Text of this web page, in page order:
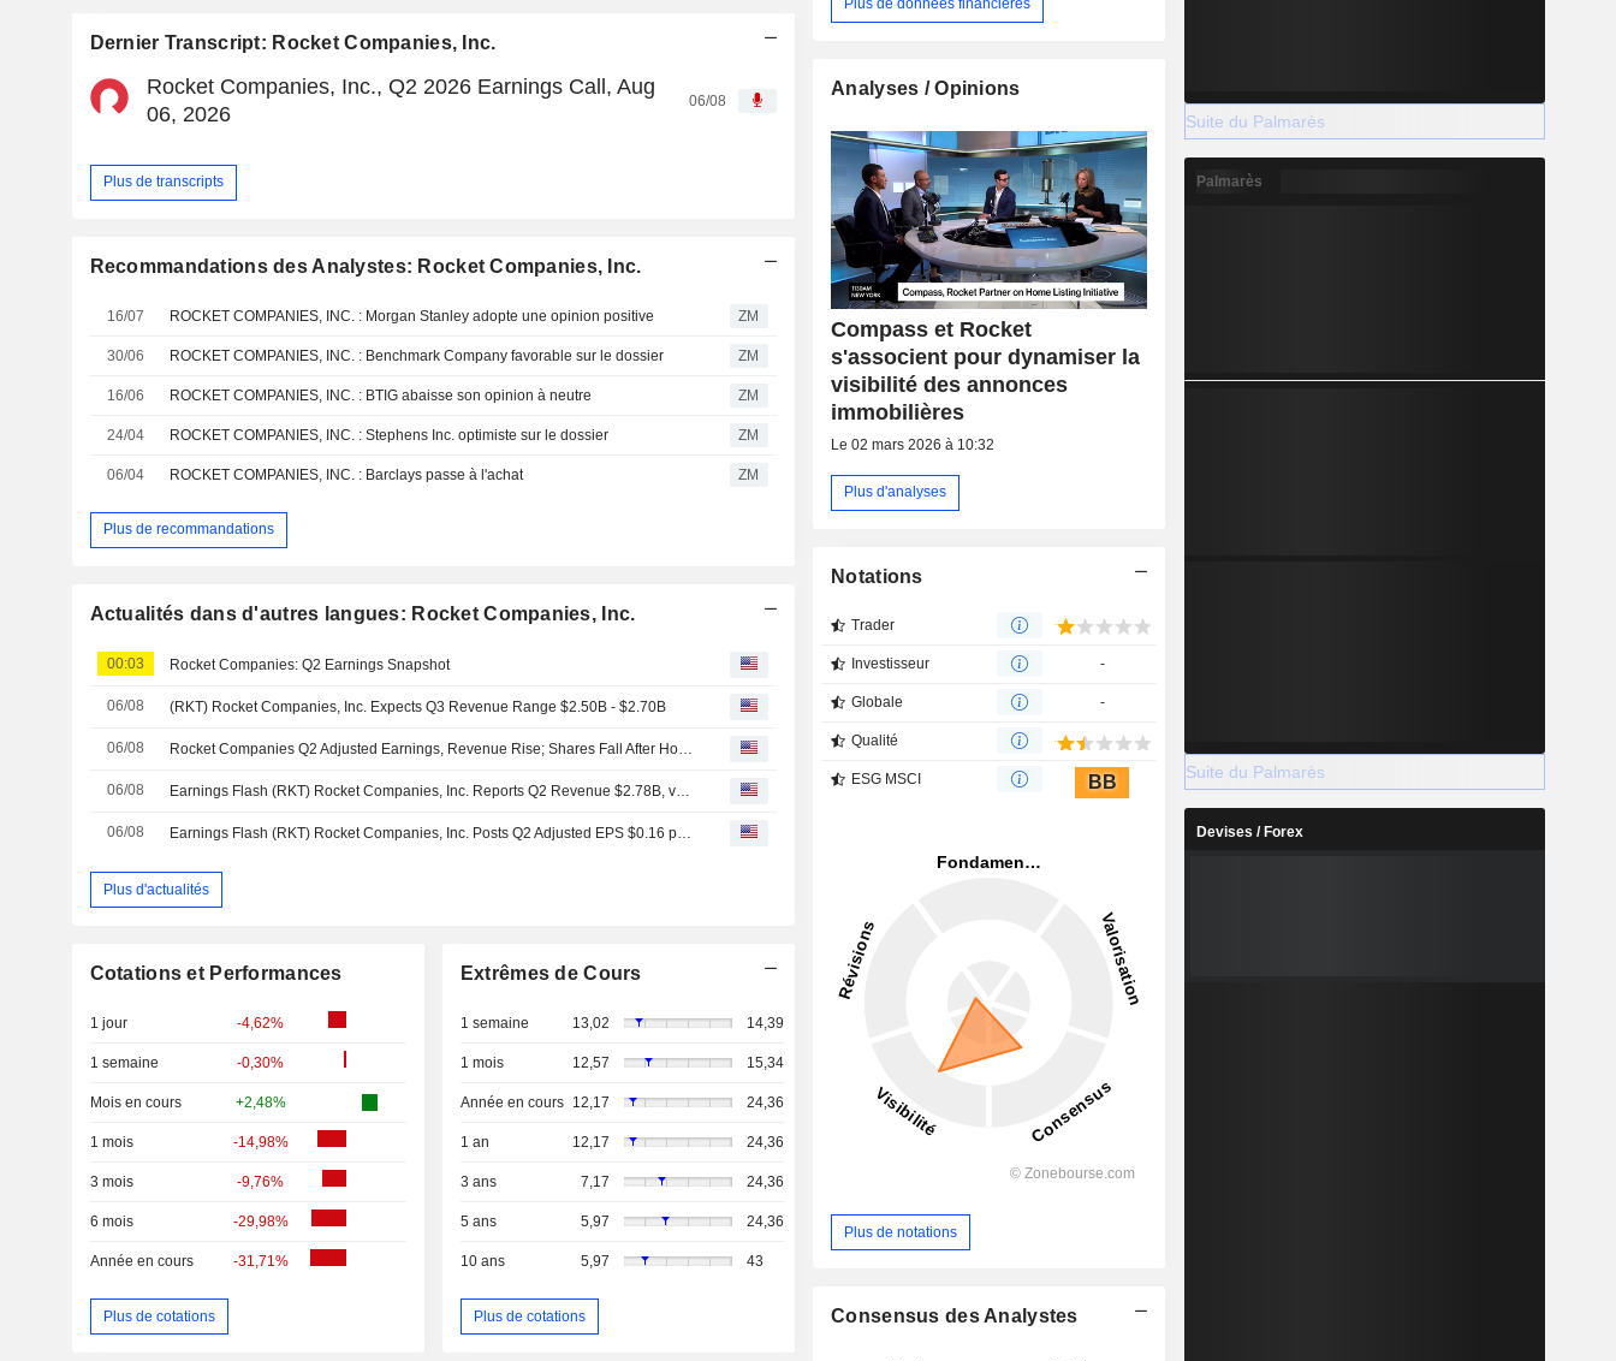
Dernier Transcript: Rocket Companies, Inc.
Rocket Companies, Inc., Q2 2026 Earnings Call, Aug
06, 2026
06/08
Plus de transcripts
Recommandations des Analystes: Rocket Companies, Inc.
16/07 ROCKET COMPANIES, INC. : Morgan Stanley adopte une opinion positive ZM
30/06 ROCKET COMPANIES, INC. : Benchmark Company favorable sur le dossier ZM
16/06 ROCKET COMPANIES, INC. : BTIG abaisse son opinion à neutre ZM
24/04 ROCKET COMPANIES, INC. : Stephens Inc. optimiste sur le dossier ZM
06/04 ROCKET COMPANIES, INC. : Barclays passe à l'achat ZM
Plus de recommandations
Actualités dans d'autres langues: Rocket Companies, Inc.
00:03 Rocket Companies: Q2 Earnings Snapshot
06/08 (RKT) Rocket Companies, Inc. Expects Q3 Revenue Range $2.50B - $2.70B
06/08 Rocket Companies Q2 Adjusted Earnings, Revenue Rise; Shares Fall After Hours
06/08 Earnings Flash (RKT) Rocket Companies, Inc. Reports Q2 Revenue $2.78B, vs. FactSet Est of $2.81B
06/08 Earnings Flash (RKT) Rocket Companies, Inc. Posts Q2 Adjusted EPS $0.16 per Share, vs. FactSet Est of $0.16
Plus d'actualités
Cotations et Performances
1 jour -4,62%
1 semaine -0,30%
Mois en cours +2,48%
1 mois -14,98%
3 mois -9,76%
6 mois -29,98%
Année en cours -31,71%
Plus de cotations
Extrêmes de Cours
1 semaine 13,02 14,39
1 mois 12,57 15,34
Année en cours 12,17 24,36
1 an 12,17 24,36
3 ans 7,17 24,36
5 ans 5,97 24,36
10 ans 5,97 43
Plus de cotations
Plus de données financières
Analyses / Opinions
Compass et Rocket
s'associent pour dynamiser la
visibilité des annonces
immobilières
Le 02 mars 2026 à 10:32
Plus d'analyses
Notations
Trader
Investisseur -
Globale -
Qualité
ESG MSCI BB
Plus de notations
Consensus des Analystes
Suite du Palmarès
Palmarès
Suite du Palmarès
Devises / Forex